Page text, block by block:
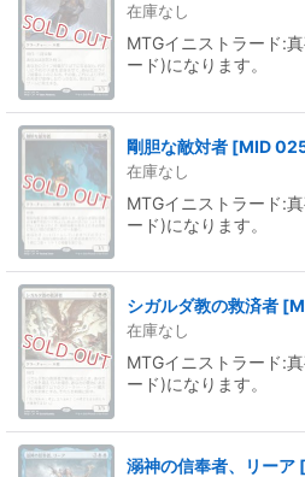
並び順:
絞り込む
在庫なし
MTGイニストラード:
ード)になります。
剛胆な敵対者 [MID
在庫なし
MTGイニストラード:
ード)になります。
シガルダ教の救済者 [
在庫なし
MTGイニストラード:
ード)になります。
溺神の信奉者、リーア [